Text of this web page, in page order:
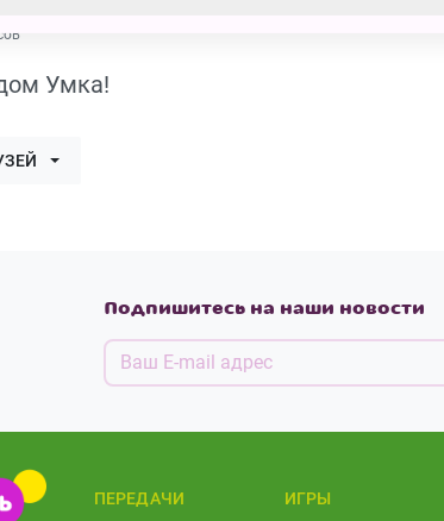
Умка!
Подпишитесь на наши новости
ПЕРЕДАЧИ ИГРЫ